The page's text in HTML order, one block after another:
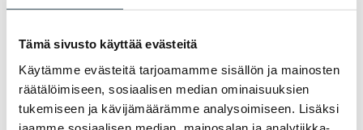
Tämä sivusto käyttää evästeitä
Käytämme evästeitä tarjoamamme sisällön ja mainosten
räätälöimiseen, sosiaalisen median ominaisuuksien
tukemiseen ja kävijämäärämme analysoimiseen. Lisäksi
lausunnon hallituksen esityksestä eduskunnalle
markkinaoikeudessa annetun lain 1 luvun 2 ja 6 §:n
muuttamisesta. Lue lausunto: